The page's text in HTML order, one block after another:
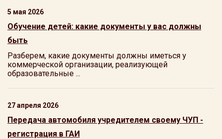
5 мая 2026
Обучение детей: какие документы у вас должны
быть
Разберем, какие документы должны иметься у
коммерческой организации, реализующей
образовательные ...
27 апреля 2026
Передача автомобиля учредителем своему ЧУП -
регистрация в ГАИ